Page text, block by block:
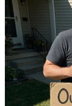
#Dải Gaza
#xung đột lan
Theo dõi